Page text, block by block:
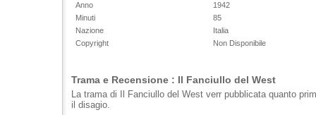
Anno
1942
Minuti
85
Nazione
Italia
Copyright
Non Disponibile
Trama e Recensione : Il Fanciullo del West
La trama di Il Fanciullo del West verr pubblicata quanto
il disagio.